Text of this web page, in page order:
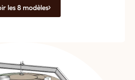
les 8 modèles